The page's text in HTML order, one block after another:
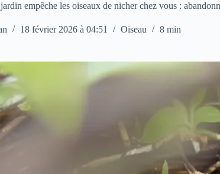
empêche les oiseaux de nicher chez vous :
18 février 2026 à 04:51 Oiseau 8 min